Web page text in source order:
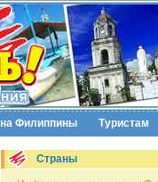
Филиппины Туристам
Страны